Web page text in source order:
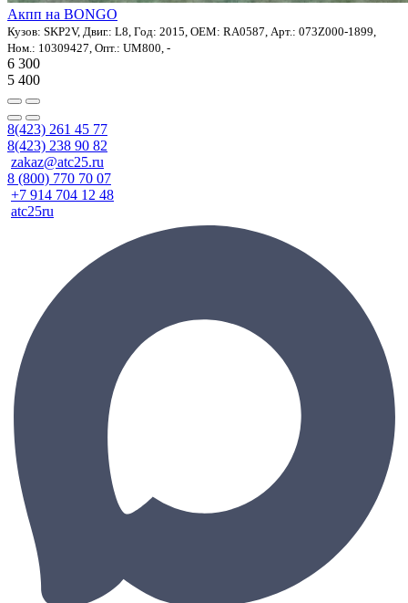
Акпп на BONGO
Кузов: SKP2V, Двиг.: L8, Год: 2015, OEM: RA0587, Арт.: 073Z000-1899,
Ном.: 10309427, Опт.: UM800, -
6 300
5 400
8(423) 261 45 77
8(423) 238 90 82
zakaz@atc25.ru
8 (800) 770 70 07
+7 914 704 12 48
atc25ru